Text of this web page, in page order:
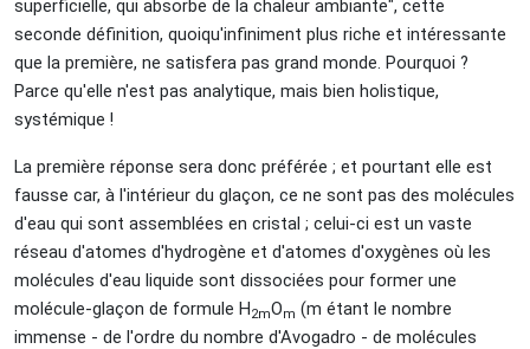
superficielle, qui absorbe de la chaleur ambiante", cette
seconde définition, quoiqu'infiniment plus riche et intéressante
que la première, ne satisfera pas grand monde. Pourquoi ?
Parce qu'elle n'est pas analytique, mais bien holistique,
systémique !
La première réponse sera donc préférée ; et pourtant elle est
fausse car, à l'intérieur du glaçon, ce ne sont pas des molécules
d'eau qui sont assemblées en cristal ; celui-ci est un vaste
réseau d'atomes d'hydrogène et d'atomes d'oxygènes où les
molécules d'eau liquide sont dissociées pour former une
molécule-glaçon de formule H2mOm (m étant le nombre
immense - de l'ordre du nombre d'Avogadro - de molécules